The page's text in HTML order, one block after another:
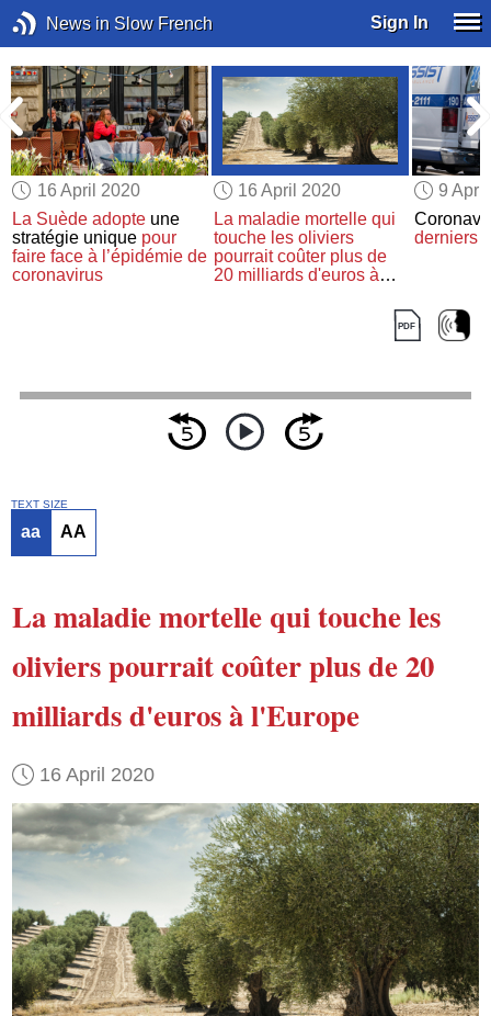
News in Slow French Sign In
16 April 2020
La Suède adopte une
stratégie unique pour
faire face à l’épidémie de
coronavirus
16 April 2020
La maladie mortelle qui
touche les oliviers
pourrait coûter plus de
20 milliards d'euros à
9
derniers
TEXT SIZE
aa AA
La maladie mortelle qui touche les
olivierspourrait coûter plus de 20
milliards d'euros à l'Europe
16 April 2020